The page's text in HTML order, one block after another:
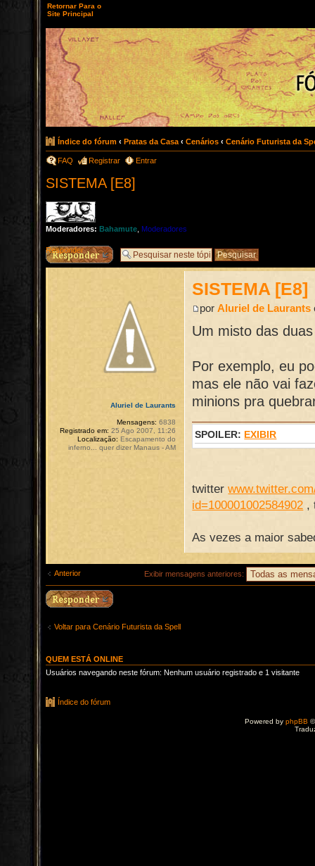
Retornar Para o
Site Principal
Índice do fórum ‹ Pratas da Casa ‹ Cenários ‹ Cenário Futurista da
FAQ Registrar Entrar
SISTEMA [E8]
Moderadores: Bahamute Moderadores
Responder
SISTEMA [E8]
por Aluriel de Laurants
Um misto das
Por exemplo, eu
mas ele não vai
minions pra
SPOILER: EXIBIR
twitter
id=100001002584902 ,
As vezes a maior
Aluriel de Laurants
Mensagens: 6838
Registrado em: 25 Ago 2007, 11:26
Localização: Escapamento do
inferno... quer dizer Manaus - AM
Anterior Exibir mensagens anteriores:
Voltar para Cenário Futurista da Spell
QUEM ESTÁ ONLINE
Usuários navegando neste fórum: Nenhum usuário registrado e 1 visitante
Índice do fórum
Powered by phpBB